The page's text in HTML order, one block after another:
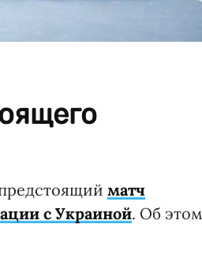
матч
с Украиной. Об этом